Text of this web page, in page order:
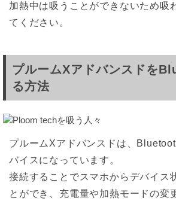
加熱中は吸うことができないため吸
てください。
プルームXアドバンスドを
る方法
プルームXアドバンスドは、
バイスになっています。
接続することでスマホからデバイス
とができ、充電量や加熱モードの変